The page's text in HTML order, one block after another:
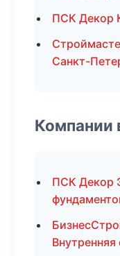
ПСК Декор
Санкт-
Компании
ПСК Декор
Внутренняя